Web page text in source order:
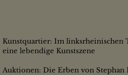
Kunstquartier: Im linksrheinischen
eine lebendige Kunstszene
Auktionen: Die Erben von Stephan